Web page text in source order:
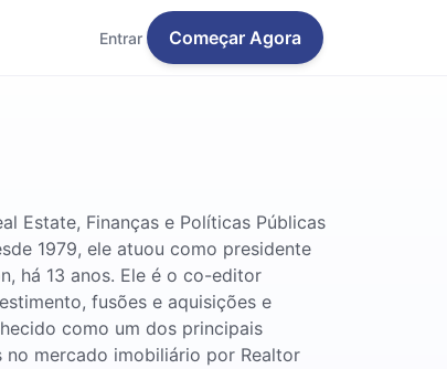
Entrar Começar Agora
Estate, Finanças e Políticas Públicas
1979, ele atuou como presidente
há 13 anos. Ele é o co-editor
fusões e aquisições e
como um dos principais
mercado imobiliário por Realtor